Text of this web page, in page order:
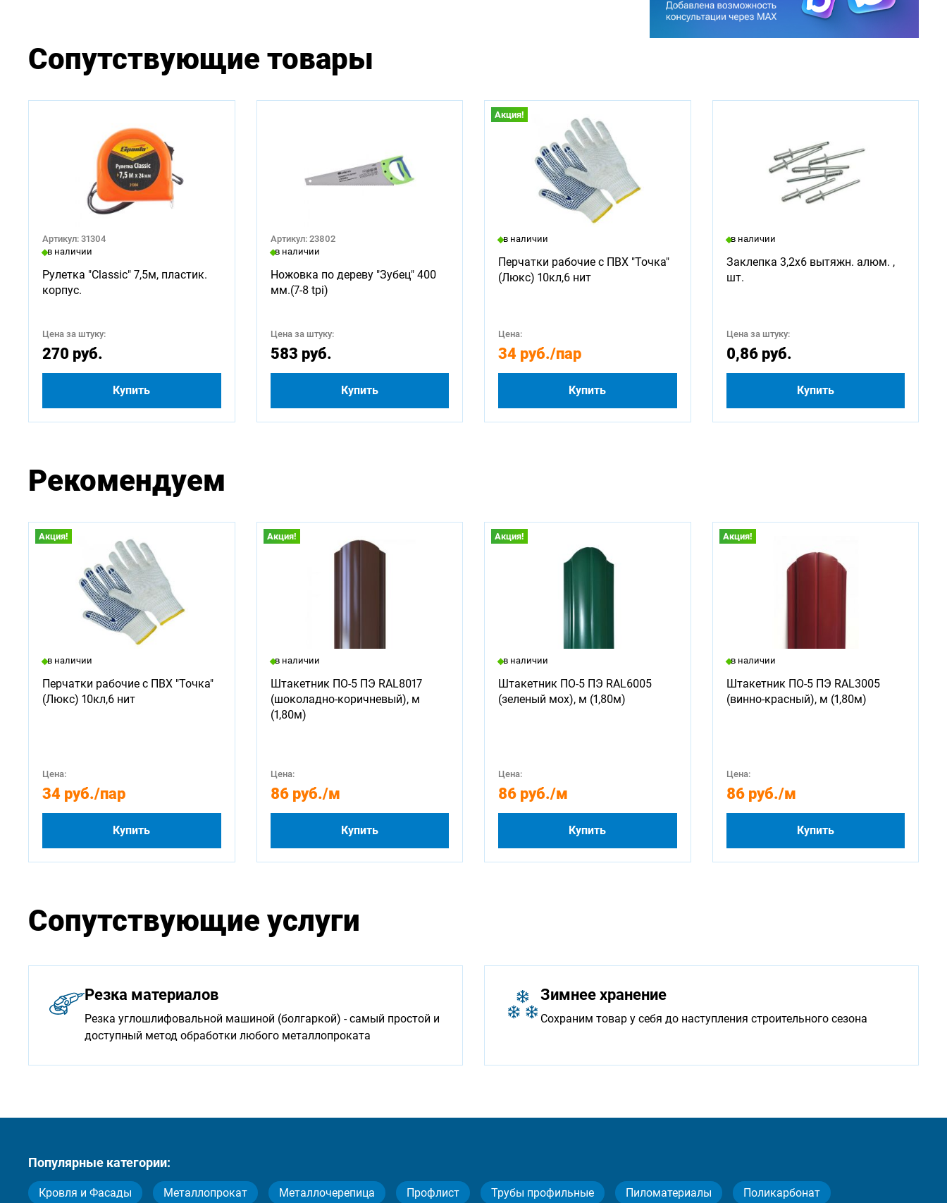
Сопутствующие товары
Артикул: 31304
в наличии
Рулетка "Classic" 7,5м, пластик.
корпус.
Цена за штуку:
270 руб.
Купить
Артикул: 23802
в наличии
Ножовка по дереву "Зубец" 400
мм.(7-8 tpi)
Цена за штуку:
583 руб.
Купить
Акция!
в наличии
Перчатки рабочие с ПВХ "Точка"
(Люкс) 10кл,6 нит
Цена:
34 руб./пар
Купить
в наличии
Заклепка 3,2х6 вытяжн. алюм. ,
шт.
Цена за штуку:
0,86 руб.
Купить
Рекомендуем
Акция!
в наличии
Перчатки рабочие с ПВХ "Точка"
(Люкс) 10кл,6 нит
Цена:
34 руб./пар
Купить
Акция!
в наличии
Штакетник ПО-5 ПЭ RAL8017
(шоколадно-коричневый), м
(1,80м)
Цена:
86 руб./м
Купить
Акция!
в наличии
Штакетник ПО-5 ПЭ RAL6005
(зеленый мох), м (1,80м)
Цена:
86 руб./м
Купить
Акция!
в наличии
Штакетник ПО-5 ПЭ RAL3005
(винно-красный), м (1,80м)
Цена:
86 руб./м
Купить
Сопутствующие услуги
Резка материалов
Резка углошлифовальной машиной (болгаркой) - самый простой и
доступный метод обработки любого металлопроката
Зимнее хранение
Сохраним товар у себя до наступления строительного сезона
Популярные категории:
Кровля и Фасады Металлопрокат Металлочерепица Профлист Трубы профильные Пиломатериалы Поликарбонат